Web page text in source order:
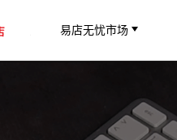
易店无忧市场